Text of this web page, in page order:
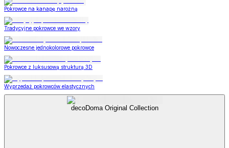
Pokrowce na kanapę narożną
Tradycyjne pokrowce we wzory
Nowoczesne jednokolorowe pokrowce
Pokrowce z luksusową strukturą 3D
Wyprzedaż pokrowców elastycznych
decoDoma Original Collection